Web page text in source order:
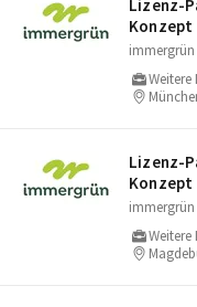
Lizenz-
Konzept
immergrün
Lizenz-
Konzept
immergrün